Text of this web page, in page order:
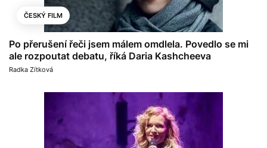
ČESKÝ FILM
Po přerušení řeči jsem málem omdlela. Povedlo se mi
ale rozpoutat debatu, říká Daria Kashcheeva
Radka Zítková